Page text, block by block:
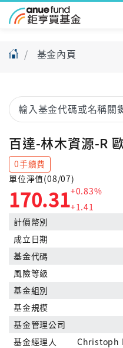
基金內頁
百達-林木資源-R
0手續費
單位淨值(08/07)
170.31+0.83%
+1.41
計價幣別
成立日期
基金代碼
風險等級
基金組別
基金規模
基金管理公司
基金經理人
Christoph